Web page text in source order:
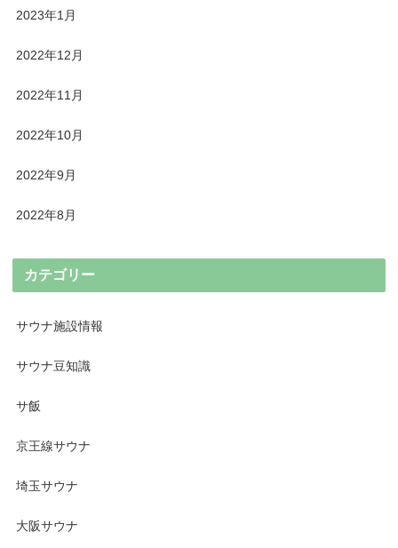
2023年1月
2022年12月
2022年11月
2022年10月
2022年9月
2022年8月
カテゴリー
サウナ施設情報
サウナ豆知識
サ飯
京王線サウナ
埼玉サウナ
大阪サウナ